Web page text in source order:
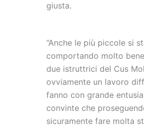
giusta.
“Anche le più piccole si
comportando molto
due istruttrici del Cus
ovviamente un lavoro
fanno con grande
convinte che
sicuramente fare molta